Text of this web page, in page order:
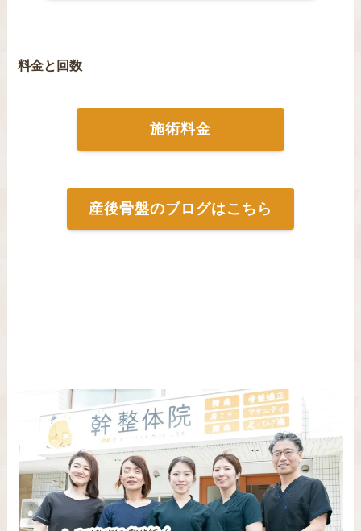
料金と回数
施術料金
産後骨盤のブログはこちら